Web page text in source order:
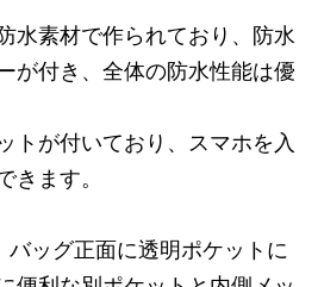
水素材で作られており、防水
が付き、全体の防水性能は優
トが付いており、スマホを入
きます。
ッグ正面に透明ポケットに